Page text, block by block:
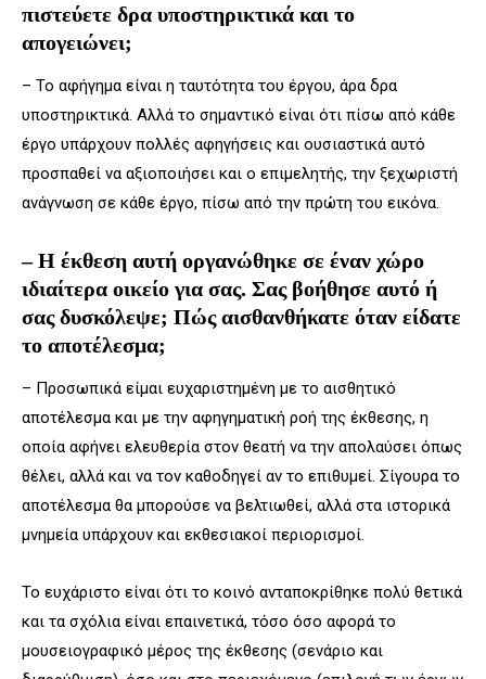
πιστεύετε δρα υποστηρικτικά και το
απογειώνει;
– Το αφήγημα είναι η ταυτότητα του έργου, άρα δρα
υποστηρικτικά. Αλλά το σημαντικό είναι ότι πίσω από κάθε
έργο υπάρχουν πολλές αφηγήσεις και ουσιαστικά αυτό
προσπαθεί να αξιοποιήσει και ο επιμελητής, την ξεχωριστή
ανάγνωση σε κάθε έργο, πίσω από την πρώτη του εικόνα.
– Η έκθεση αυτή οργανώθηκε σε έναν χώρο
ιδιαίτερα οικείο για σας. Σας βοήθησε αυτό ή
σας δυσκόλεψε; Πώς αισθανθήκατε όταν είδατε
το αποτέλεσμα;
– Προσωπικά είμαι ευχαριστημένη με το αισθητικό
αποτέλεσμα και με την αφηγηματική ροή της έκθεσης, η
οποία αφήνει ελευθερία στον θεατή να την απολαύσει όπως
θέλει, αλλά και να τον καθοδηγεί αν το επιθυμεί. Σίγουρα το
αποτέλεσμα θα μπορούσε να βελτιωθεί, αλλά στα ιστορικά
μνημεία υπάρχουν και εκθεσιακοί περιορισμοί.
To ευχάριστο είναι ότι το κοινό ανταποκρίθηκε πολύ θετικά
και τα σχόλια είναι επαινετικά, τόσο όσο αφορά το
μουσειογραφικό μέρος της έκθεσης (σενάριο και